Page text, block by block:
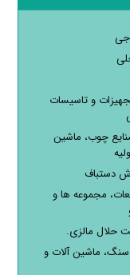
و تاسیسات
چوب، ماشین
دستباف
مجموعه ها و
حلال مالزی.
ماشین آلات و